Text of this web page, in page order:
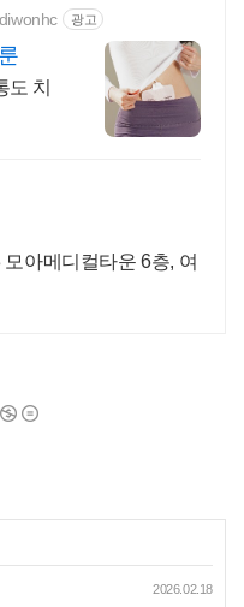
광고
치
아메디컬타운 6층, 여
2026.02.18